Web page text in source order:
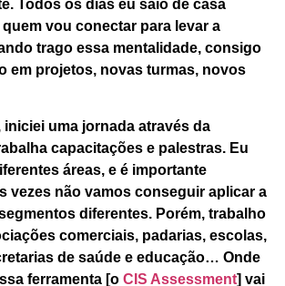
Todos os dias eu saio de casa
vou conectar para levar a
trago essa mentalidade, consigo
em projetos, novas turmas, novos
iniciei uma jornada através da
capacitações e palestras. Eu
áreas, e é importante
vezes não vamos conseguir aplicar a
diferentes. Porém, trabalho
comerciais, padarias, escolas,
de saúde e educação… Onde
ferramenta [o CIS Assessment] vai